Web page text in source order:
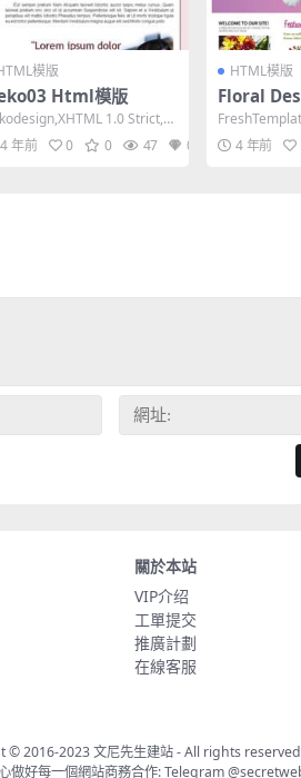
模版
Html模版
1.0 Strict,Fi
Width,...
4 年前 0 0 47 0
HTML模版
Floral
nsitional,Fi...
4 年前
關於本站
VIP介绍
工單提交
推廣計劃
在線客服
© 2016-2023文尼先生建站- All rights reserved
做好每一個網站商務合作: Telegram